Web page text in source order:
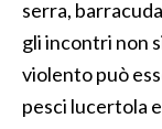
serra,
gli incontri non
violento può
pesci lucertola